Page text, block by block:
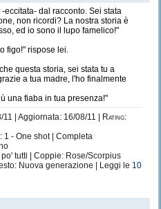
eccitata- dal racconto. Sei stata
non ricordi? La nostra storia è
ed io sono il lupo famelico!"
figo!" rispose lei.
questa storia, sei stata tu a
a tua madre, l'ho finalmente
una fiaba in tua presenza!"
11 | Aggiornata: 16/08/11 |
Rating:
1 - One shot | Completa
tutti | Coppie: Rose/Scorpius
Nuova generazione | Leggi le 10